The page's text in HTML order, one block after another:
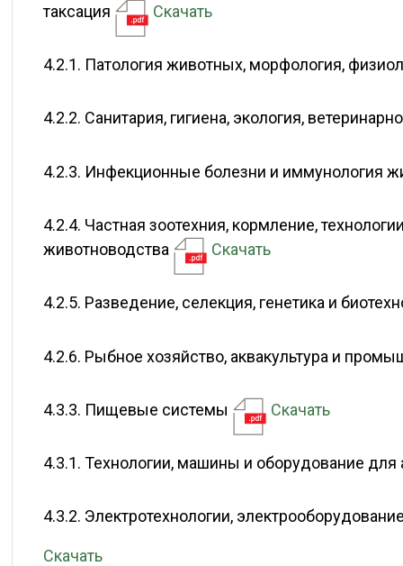
таксация
Скачать
4.2.1. Патология животных, морфология,
4.2.2. Санитария, гигиена, экология,
4.2.3. Инфекционные болезни и иммунология
4.2.4. Частная зоотехния, кормление,
животноводства
Скачать
4.2.5. Разведение, селекция, генетика и
4.2.6. Рыбное хозяйство, аквакультура и
4.3.3. Пищевые системы Скачать
4.3.1. Технологии, машины и оборудование
4.3.2. Электротехнологии,
Скачать